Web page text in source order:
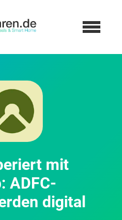
mit
ADFC-
digital